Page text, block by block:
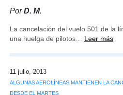
PorD. M.
La cancelación del vuelo 501 de la
una huelga de pilotos… Leer más
11 julio, 2013
ALGUNAS AEROLÍNEAS MANTIENEN LA
DESDE EL MARTES